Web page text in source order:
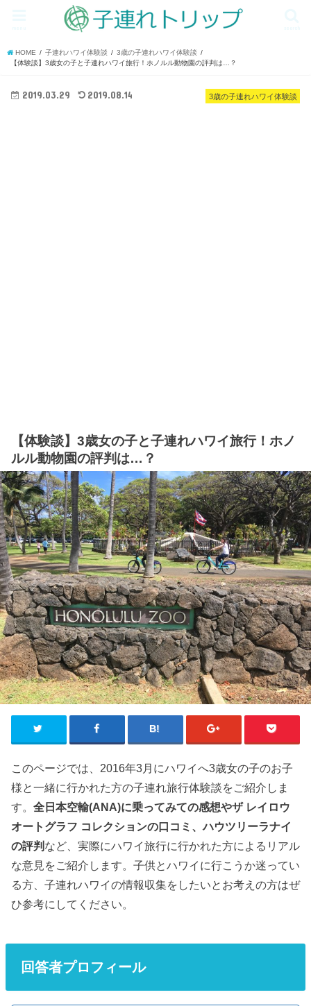
HOME 子連れハワイ体験談
3歳の子連れハワイ体験談
【体験談】3歳女の子と子連れハワイ旅行！ホノルル動物園の評判は…？
3歳の子連れハワイ体験談
2019.03.29 2019.08.14
【体験談】3歳女の子と子連れハワイ旅行！ホノ
ルル動物園の評判は…？
このページでは、2016年3月にハワイへ3歳女の子のお子
様と一緒に行かれた方の子連れ旅行体験談をご紹介しま
す。 全日本空輸(ANA)に乗ってみての感想やザ レイロウ
オートグラフ コレクションの口コミ、ハウツリーラナイ
の評判 など、実際にハワイ旅行に行かれた方によるリアル
な意見をご紹介します。子供とハワイに行こうか迷ってい
る方、子連れハワイの情報収集をしたいとお考えの方はぜ
ひ参考にしてください。
回答者プロフィール